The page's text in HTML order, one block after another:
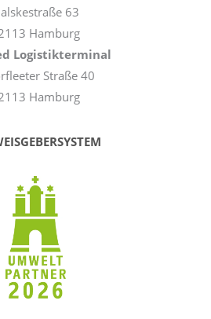
63
Hamburg
Logistikterminal
Straße 40
Hamburg